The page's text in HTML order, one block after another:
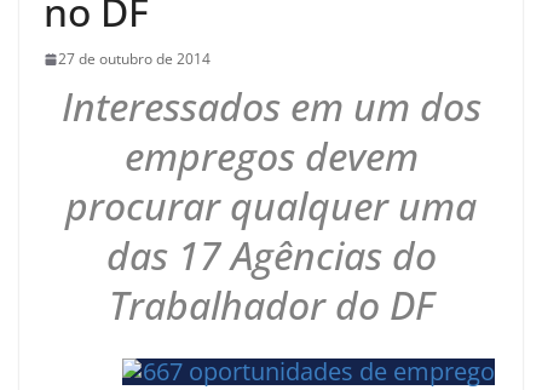
no DF
27 de outubro de 2014
Interessados em um dos
empregos devem
procurar qualquer uma
das 17 Agências do
Trabalhador do DF